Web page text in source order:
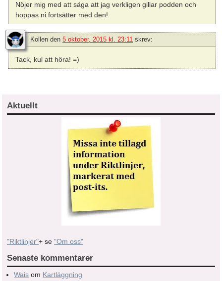
Nöjer mig med att säga att jag verkligen gillar podden och
hoppas ni fortsätter med den!
Kollen den 5 oktober, 2015 kl. 23:11 skrev:
Tack, kul att höra! =)
Aktuellt
"Riktlinjer"+ se "Om oss"
Senaste kommentarer
Wais om Kartläggning